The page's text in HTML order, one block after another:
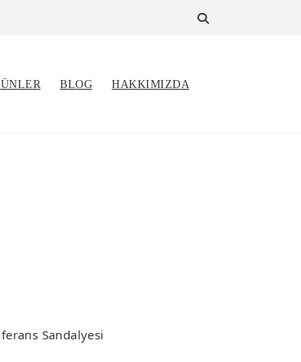
BLOG HAKKIMIZDA
Sandalyesi